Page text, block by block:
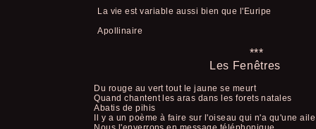
La vie est variable aussi bien que l'Euripe
Apollinaire
***
Les Fenêtres
Du rouge au vert tout le jaune se meurt
Quand chantent les aras dans les forets natales
Abatis de pihis
Il y a un poème à faire sur l'oiseau qui n'a qu'une aile